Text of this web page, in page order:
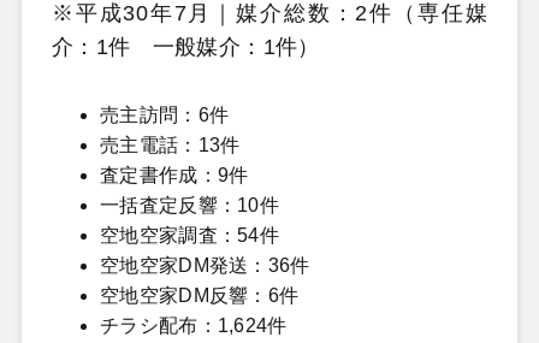
※平成30年7月｜媒介総数：2件（専任媒
介：1件 一般媒介：1件）
売主訪問：6件
売主電話：13件
査定書作成：9件
一括査定反響：10件
空地空家調査：54件
空地空家DM発送：36件
空地空家DM反響：6件
チラシ配布：1,624件